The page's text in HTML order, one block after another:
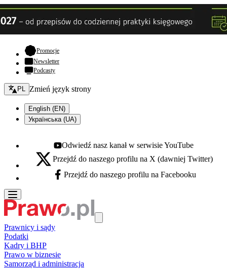
Promocje- otwiera się w nowej karcie
Newsletter
Podcasty
Zmień język - bieżący:
PL Zmień język strony
English (EN)
Українська (UA)
Youtube - otwiera się w nowej karcie
Odwiedź nasz kanał w serwisie YouTube
X - otwiera się w nowej karcie
Przejdź do naszego profilu na X (dawniej Twitter)
Facebook - otwiera się w nowej karcie
Przejdź do naszego profilu na Facebooku
Prawnicy i sądy
Podatki
Kadry i BHP
Prawo w biznesie
Samorząd i administracja